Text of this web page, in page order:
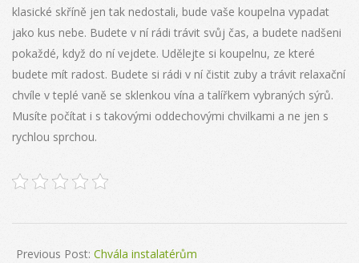
klasické skříně jen tak nedostali, bude vaše koupelna vypadat
jako kus nebe. Budete v ní rádi trávit svůj čas, a budete nadšeni
pokaždé, když do ní vejdete. Udělejte si koupelnu, ze které
budete mít radost. Budete si rádi v ní čistit zuby a trávit relaxační
chvíle v teplé vaně se sklenkou vína a talířkem vybraných sýrů.
Musíte počítat i s takovými oddechovými chvilkami a ne jen s
rychlou sprchou.
05-
Previous Post: Chvála instalatérům